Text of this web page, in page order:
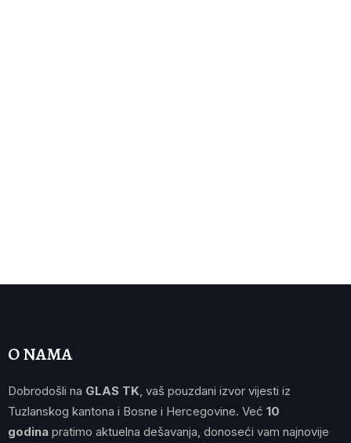
O NAMA
Dobrodošli na GLAS TK , vaš pouzdani izvor vijesti iz
Tuzlanskog kantona i Bosne i Hercegovine. Već 10
godina pratimo aktuelna dešavanja, donoseći vam najnovije